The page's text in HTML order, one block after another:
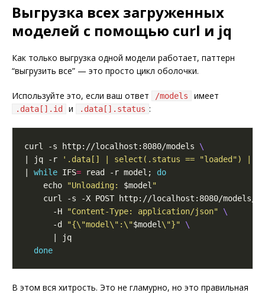
Выгрузка всех загруженных
моделей с помощью curl и jq
Как только выгрузка одной модели работает, паттерн
“выгрузить все” — это просто цикл оболочки.
Используйте это, если ваш ответ /models имеет
.data[].id и .data[].status :
curl -s http://localhost:8080/models
| jq -r
'.data[] | select(.status == "loaded") |
while IFS= read -r model; do
    echo
"Unloading: $model"
curl -s -X POST http://localhost:8080/models/
      -H
"Content-Type: application/json"
      -d
"{\"model\":\"$model\"}"
done
В этом вся хитрость. Это не гламурно, но это правильная